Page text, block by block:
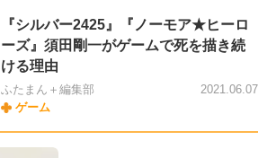
『シルバー2425』『ノーモア★ヒーロ
ーズ』須田剛一がゲームで死を描き続
ける理由
ふたまん＋編集部
ゲーム
2021.06.07